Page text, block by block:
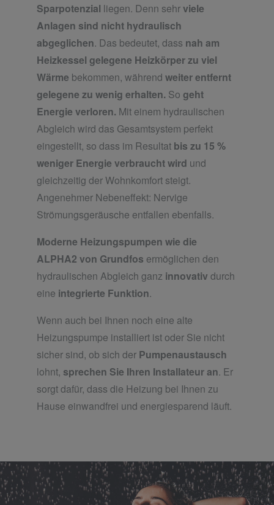
Sparpotenzial liegen. Denn sehrviele
Anlagen sind nicht hydraulisch
abgeglichen. Das bedeutet, dass nah am
Heizkessel gelegene Heizkörper zu viel
Wärme bekommen, während weiter entfernt
gelegene zu wenig erhalten. So geht
Energie verloren. Mit einem hydraulischen
Abgleich wird das Gesamtsystem perfekt
eingestellt, so dass im Resultat bis zu 15 %
weniger Energie verbraucht wird und
gleichzeitig der Wohnkomfort steigt.
Angenehmer Nebeneffekt: Nervige
Strömungsgeräusche entfallen ebenfalls.
Moderne Heizungspumpen wie die
ALPHA2 von Grundfos ermöglichen den
hydraulischen Abgleich ganz innovativ durch
eine integrierte Funktion.
Wenn auch bei Ihnen noch eine alte
Heizungspumpe installiert ist oder Sie nicht
sicher sind, ob sich der Pumpenaustausch
lohnt, sprechen Sie Ihren Installateur an. Er
sorgt dafür, dass die Heizung bei Ihnen zu
Hause einwandfrei und energiesparend läuft.